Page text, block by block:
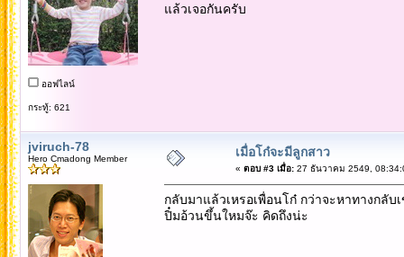
ออฟไลน์
กระทู้: 621
แล้วเจอกันครับ
jviruch-78
Hero Cmadong Member เมื่อโก๋จะมีลูกสาว
« ตอบ #3 เมื่อ:27 ธันวาคม 2549,
กลับมาแล้วเหรอเพื่อนโก๋ กว่าจะหาทางกลับเ
ปิ๋มอ้วนขึ้นใหมจ๊ะ คิดถึงน่ะ